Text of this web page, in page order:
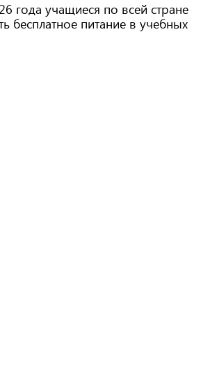
года учащиеся по всей стране
бесплатное питание в учебных